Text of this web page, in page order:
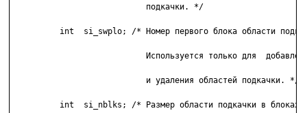
                            подкачки. */
int  si_swplo; /* Номер первого блока области
Используется только для
                            и удаления областей подкачки. */
          int  si_nblks; /* Размер области подкачки в блоках.